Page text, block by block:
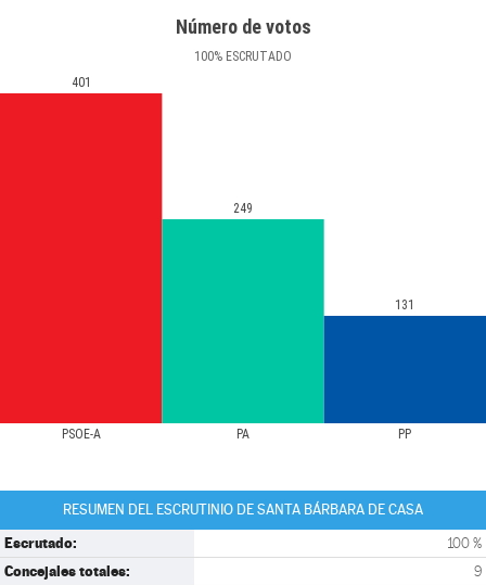
Número de votos
100% ESCRUTADO
PSOE-A PA PP
401
249
131
RESUMEN DEL ESCRUTINIO DE SANTA BÁRBARA DE CASA
Escrutado: 100 %
Concejales totales: 9